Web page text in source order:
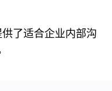
了适合企业内部沟